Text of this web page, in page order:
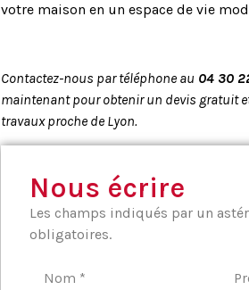
votre maison en un espace de vie
Contactez-nous par téléphone au 04 30
maintenant pour obtenir un devis gratuit
travaux proche de Lyon.
Nous écrire
Les champs indiqués par un
obligatoires.